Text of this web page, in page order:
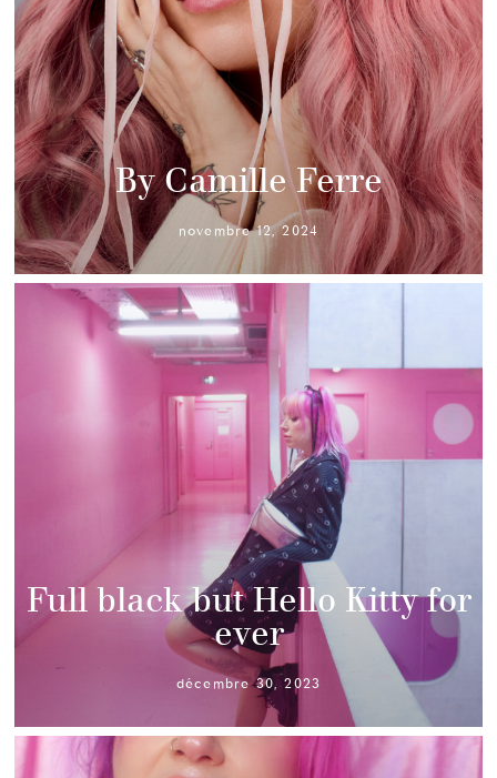
By Camille Ferre
novembre 12, 2024
Full black but Hello Kitty for
ever
décembre 30, 2023